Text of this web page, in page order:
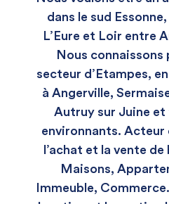
dans le sud
L’Eure et Loir entre
Nous
secteur d’Etampes,
à Angerville,
Autruy sur Juine et
environnants. Acteur
l’achat et la vente
Maisons,
Immeuble,